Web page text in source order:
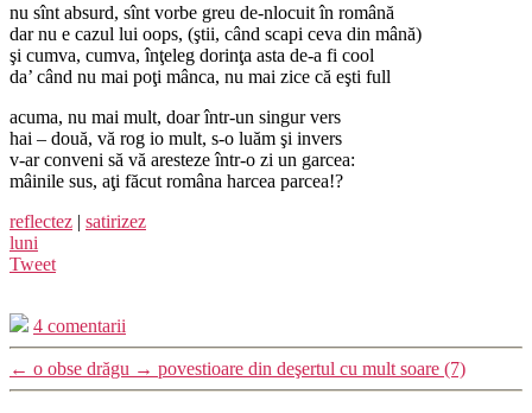
nu sînt absurd, sînt vorbe greu de-nlocuit în română
dar nu e cazul lui oops, (ştii, când scapi ceva din mână)
şi cumva, cumva, înţeleg dorinţa asta de-a fi cool
da’ când nu mai poţi mânca, nu mai zice că eşti full
acuma, nu mai mult, doar într-un singur vers
hai – două, vă rog io mult, s-o luăm şi invers
v-ar conveni să vă aresteze într-o zi un garcea:
mâinile sus, aţi făcut româna harcea parcea!?
reflectez | satirizez
luni
Tweet
4 comentarii
← o obse drăgu → povestioare din deşertul cu mult soare (7)